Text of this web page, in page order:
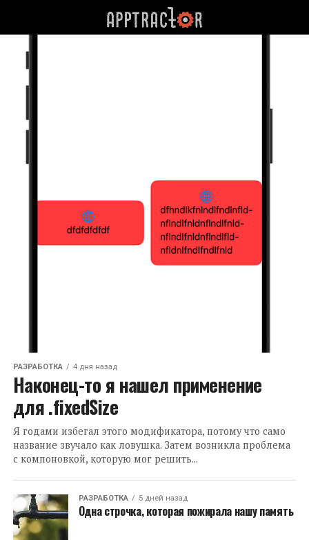
РАЗРАБОТКА 4 дня назад
Наконец-то я нашел применение
для .fixedSize
Я годами избегал этого модификатора, потому что само
название звучало как ловушка. Затем возникла проблема
с компоновкой, которую мог решить...
РАЗРАБОТКА 5 дней назад
Одна строчка, которая пожирала нашу память